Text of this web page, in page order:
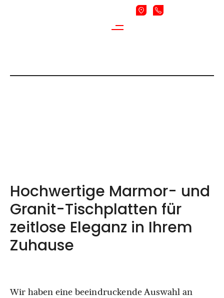
Hochwertige Marmor- und
Granit-Tischplatten für
zeitlose Eleganz in Ihrem
Zuhause
Wir haben eine beeindruckende Auswahl an